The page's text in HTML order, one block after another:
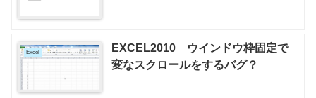
Excel
EXCEL2010 ウインドウ枠固定で
変なスクロールをするバグ？